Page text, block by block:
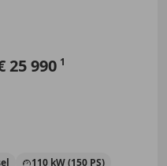
25 990 1
110 kW (150 PS)